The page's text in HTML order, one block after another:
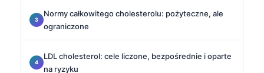
Normy całkowitego cholesterolu: pożyteczne, ale
ograniczone
LDL cholesterol: cele liczone, bezpośrednie i oparte
na ryzyku